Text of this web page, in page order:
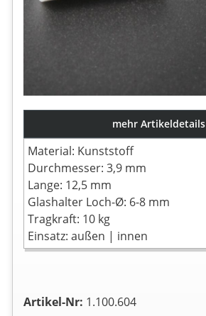
mehr Artikeldetails
Material: Kunststoff
Durchmesser: 3,9 mm
Lange: 12,5 mm
Glashalter Loch-Ø: 6-8 mm
Tragkraft: 10 kg
Einsatz: außen | innen
Artikel-Nr: 1.100.604